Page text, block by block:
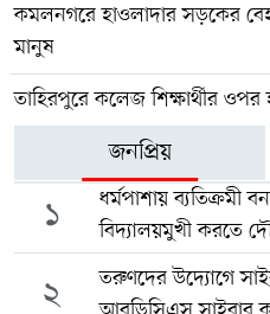
কমলনগরে হাওলাদার সড়কের
মানুষ
তাহিরপুরে কলেজ শিক্ষার্থীর ওপর
জনপ্রিয়
১
ধর্মপাশায় ব্যতিক্রমী
বিদ্যালয়মুখী করতে
২
তরুণদের উদ্যোগে